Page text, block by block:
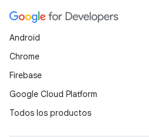
Android
Chrome
Firebase
Google Cloud Platform
Todos los productos